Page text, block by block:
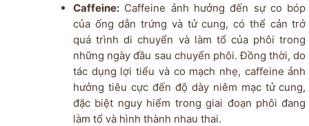
Caffeine:Caffeine ảnh hưởng đến sự co bóp
của ống dẫn trứng và tử cung, có thể cản trở
quá trình di chuyển và làm tổ của phôi trong
những ngày đầu sau chuyển phôi. Đồng thời, do
tác dụng lợi tiểu và co mạch nhẹ, caffeine ảnh
hưởng tiêu cực đến độ dày niêm mạc tử cung,
đặc biệt nguy hiểm trong giai đoạn phôi đang
làm tổ và hình thành nhau thai.